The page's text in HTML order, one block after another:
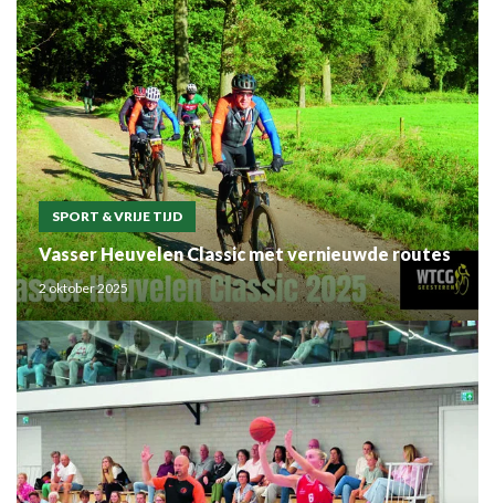
SPORT & VRIJE TIJD
Vasser Heuvelen Classic met vernieuwde routes
2 oktober 2025